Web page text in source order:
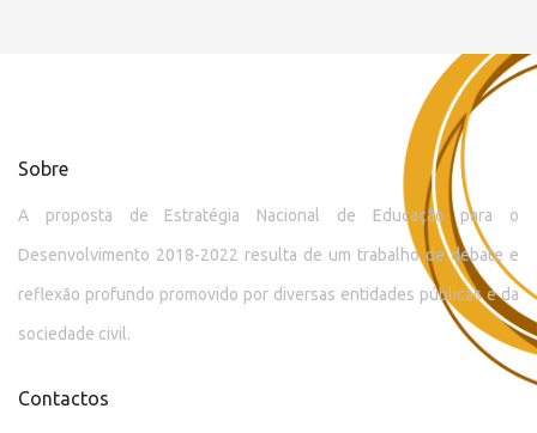
Sobre
A proposta de Estratégia Nacional de Educação para o
Desenvolvimento 2018-2022 resulta de um trabalho de debate e
reflexão profundo promovido por diversas entidades públicas e da
sociedade civil.
Contactos